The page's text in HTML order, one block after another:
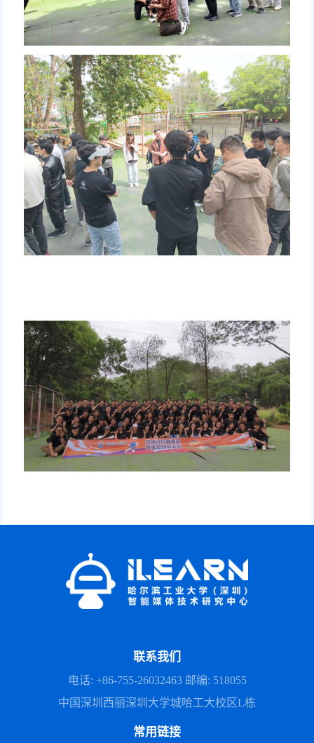
联系我们
电话: +86-755-26032463 邮编: 518055
中国深圳西丽深圳大学城哈工大校区L栋
常用链接